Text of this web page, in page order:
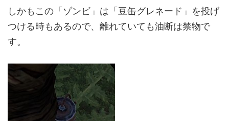
しかもこの「ゾンビ」は「豆缶グレネード」を投げ
つける時もあるので、離れていても油断は禁物で
す。